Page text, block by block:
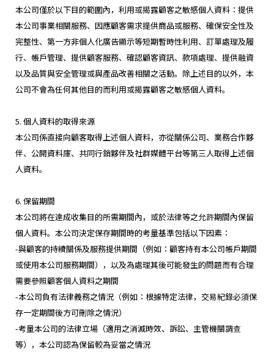
JPN ENG 한글 繁体 簡体
本公司僅於以下目的範圍內，利用或揭露顧客之敏感個人資料：提供
本公司事業相關服務、因應顧客需求提供商品或服務、確保安全性及
完整性、第一方非個人化廣告顯示等短期暫時性利用、訂單處理及履
行、帳戶管理、提供顧客服務、確認顧客資訊、款項處理、提供融資
以及品質與安全管理或與產品改善相關之活動。除上述目的以外，本
公司不會為任何其他目的而利用或揭露顧客之敏感個人資料。
5. 個人資料的取得來源
本公司係直接向顧客取得上述個人資料，亦從關係公司、業務合作夥
伴、公開資料庫、共同行銷夥伴及社群媒體平台等第三人取得上述個
人資料。
6. 保留期間
本公司將在達成收集目的所需期間內，或於法律等之允許期間內保留
個人資料。本公司決定保存期間時的考量基準包括以下因素：
-與顧客的持續關係及服務提供期間（例如：顧客持有本公司帳戶期間
或使用本公司服務期間），以及為處理其後可能發生的問題而有合理
需要參照顧客個人資料之期間
-本公司負有法律義務之情況（例如：根據特定法律，交易紀錄必須保
存一定期間後方可刪除之情況）
-考量本公司的法律立場（適用之消滅時效、訴訟、主管機關調查
等），本公司認為保留較為妥當之情況